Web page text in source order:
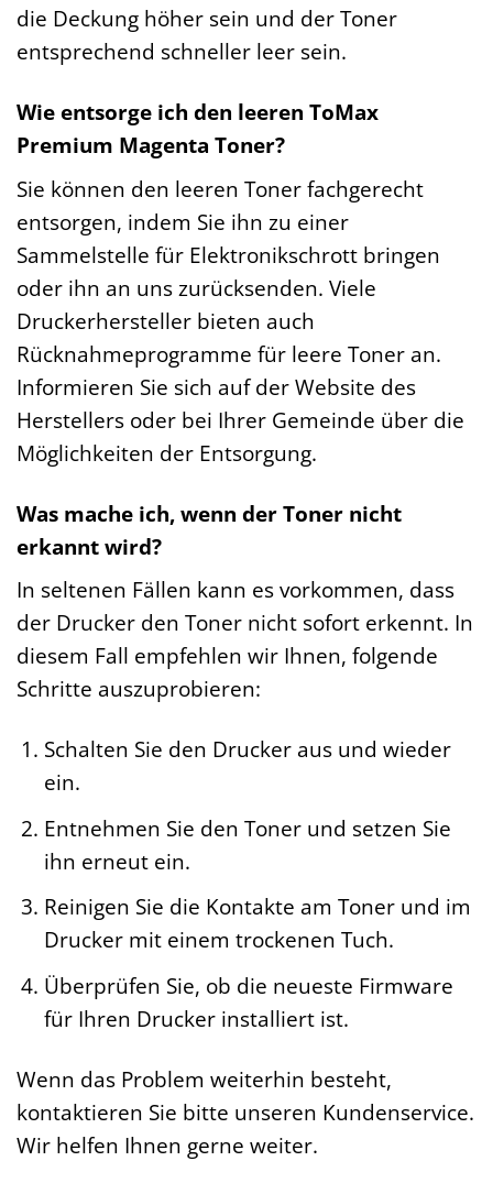
die Deckung höher sein und der Toner
entsprechend schneller leer sein.
Wie entsorge ich den leeren ToMax
Premium Magenta Toner?
Sie können den leeren Toner fachgerecht
entsorgen, indem Sie ihn zu einer
Sammelstelle für Elektronikschrott bringen
oder ihn an uns zurücksenden. Viele
Druckerhersteller bieten auch
Rücknahmeprogramme für leere Toner an.
Informieren Sie sich auf der Website des
Herstellers oder bei Ihrer Gemeinde über die
Möglichkeiten der Entsorgung.
Was mache ich, wenn der Toner nicht
erkannt wird?
In seltenen Fällen kann es vorkommen, dass
der Drucker den Toner nicht sofort erkennt. In
diesem Fall empfehlen wir Ihnen, folgende
Schritte auszuprobieren:
Schalten Sie den Drucker aus und wieder
ein.
Entnehmen Sie den Toner und setzen Sie
ihn erneut ein.
Reinigen Sie die Kontakte am Toner und im
Drucker mit einem trockenen Tuch.
Überprüfen Sie, ob die neueste Firmware
für Ihren Drucker installiert ist.
Wenn das Problem weiterhin besteht,
kontaktieren Sie bitte unseren Kundenservice.
Wir helfen Ihnen gerne weiter.